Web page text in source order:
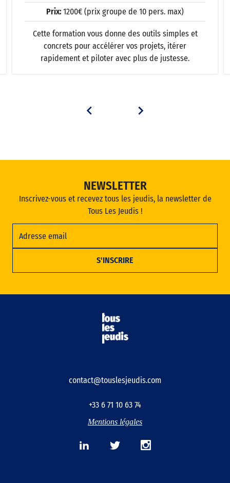
Prix: 1200€ (prix groupe de 10 pers. max)
Cette formation vous donne des outils simples et
concrets pour accélérer vos projets, itérer
rapidement et piloter avec plus de justesse.
NEWSLETTER
Inscrivez-vous et recevez tous les jeudis, la newsletter de
Tous Les Jeudis !
contact@touslesjeudis.com
+33 6 71 10 63 74
Mentions légales